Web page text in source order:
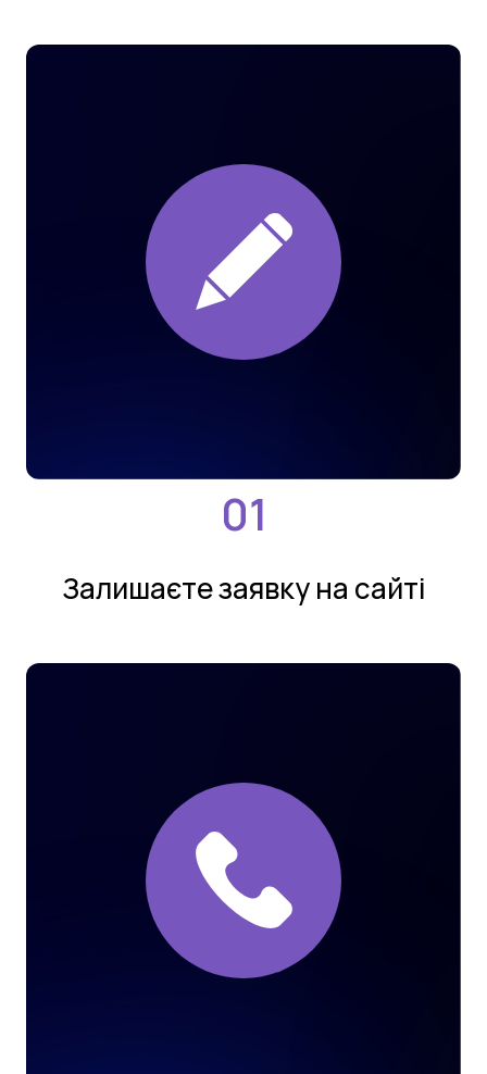
Залишаєте заявку на сайтi